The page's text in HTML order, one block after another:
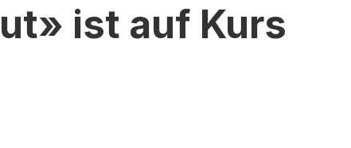
ist auf Kurs